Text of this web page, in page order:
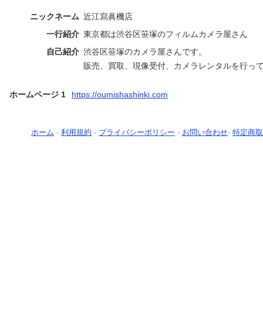
ニックネーム 近江寫眞機店
一行紹介 東京都は渋谷区笹塚のフィルムカメラ屋さん
自己紹介 渋谷区笹塚のカメラ屋さんです。
販売、買取、現像受付、カメラレンタルを行っ
ホームページ 1 https://oumishashinki.com
ホーム - 利用規約 - プライバシーポリシー - お問い合わせ- 特定商